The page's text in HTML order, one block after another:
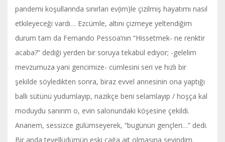
pandemi koşullarında sınırları ev(im)le çizilmiş hayatımı nasıl
etkileyeceği vardı… Ezcümle, altını çizmeye yeltendiğim
durum tam da Fernando Pessoa’nın “Hissetmek- ne renktir
acaba?” dediği yerden bir soruya tekabül ediyor; -gelelim
mevzumuza yani gencimize- cümlesini seri ve hızlı bir
şekilde söyledikten sonra, biraz evvel annesinin ona yaptığı
ballı sütünü yudumlayıp, nazikçe beni selamlayıp / hoşça kal
moduydu sanırım o, evin salonundaki köşesine çekildi.
Ananem, sessizce gülümseyerek, “bugünün gençleri…” dedi.
Bir anda tevellüdümün eski çağa ait olmasına sevindim.